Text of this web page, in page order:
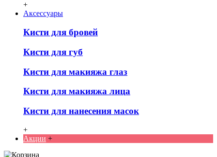
+
Аксессуары
Кисти для бровей
Кисти для губ
Кисти для макияжа глаз
Кисти для макияжа лица
Кисти для нанесения масок
+
Акции +